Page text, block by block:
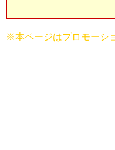
※本ページはプロモーシ